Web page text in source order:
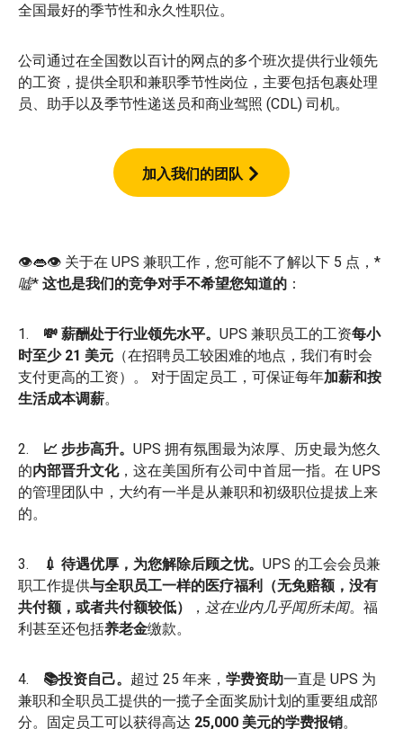
全国最好的季节性和永久性职位。
公司通过在全国数以百计的网点的多个班次提供行业领先
的工资，提供全职和兼职季节性岗位，主要包括包裹处理
员、助手以及季节性递送员和商业驾照 (CDL) 司机。
加入我们的团队
👁👄👁 关于在 UPS 兼职工作，您可能不了解以下 5 点，*
嘘* 这也是我们的竞争对手不希望您知道的 ：
1. 💸 薪酬处于行业领先水平。 UPS 兼职员工的工资每小
时至少 21 美元 （在招聘员工较困难的地点，我们有时会
支付更高的工资）。
对于固定员工，可保证每年加薪和按
生活成本调薪。
2. 📈 步步高升。 UPS 拥有氛围最为浓厚、历史最为悠久
的内部晋升文化，这在美国所有公司中首屈一指。在 UPS
的管理团队中，大约有一半是从兼职和初级职位提拔上来
的。
3. 💉 待遇优厚，为您解除后顾之忧。 UPS 的工会会员兼
职工作提供与全职员工一样的医疗福利（无免赔额，没有
共付额，或者共付额较低）
， 这在业内几乎闻所未闻。福
利甚至还包括养老金缴款。
4. 📚投资自己。 超过 25 年来， 学费资助一直是 UPS 为
兼职和全职员工提供的一揽子全面奖励计划的重要组成部
分。固定员工可以获得高达 25,000 美元的学费报销。